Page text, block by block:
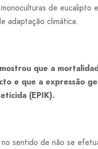
de eucalipto
adaptação climática.
que a
e que a expressão
(EPIK).
sentido de não se